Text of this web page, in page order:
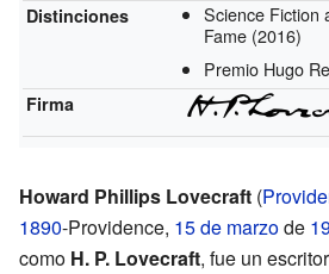
Distinciones
Science Fiction
Fame (2016)
Premio Hugo
Firma
Howard Phillips Lovecraft (
1890-Providence, 15 de marzode
como H. P. Lovecraft, fue un escritor